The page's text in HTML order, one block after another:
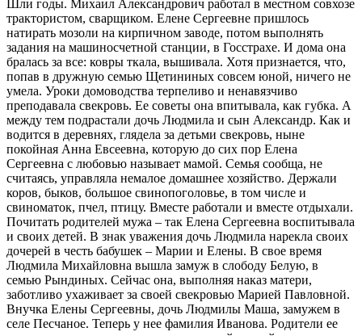
Шли годы. Михаил Александрович работал в местном совхозе
трактористом, сварщиком. Елене Сергеевне пришлось
натирать мозоли на кирпичном заводе, потом выполнять
задания на машиносчетной станции, в Госстрахе. И дома она
бралась за все: ковры ткала, вышивала. Хотя признается, что,
попав в дружную семью Щетининых совсем юной, ничего не
умела. Уроки домоводства терпеливо и ненавязчиво
преподавала свекровь. Ее советы она впитывала, как губка. А
между тем подрастали дочь Людмила и сын Александр. Как и
водится в деревнях, глядела за детьми свекровь, ныне
покойная Анна Евсеевна, которую до сих пор Елена
Сергеевна с любовью называет мамой. Семья сообща, не
считаясь, управляла немалое домашнее хозяйство. Держали
коров, быков, большое свинопоголовье, в том числе и
свиноматок, пчел, птицу. Вместе работали и вместе отдыхали.
Почитать родителей мужа – так Елена Сергеевна воспитывала
и своих детей. В знак уважения дочь Людмила нарекла своих
дочерей в честь бабушек – Марии и Елены. В свое время
Людмила Михайловна вышла замуж в слободу Белую, в
семью Рындиных. Сейчас она, выполняя наказ матери,
заботливо ухаживает за своей свекровью Марией Павловной.
Внучка Елены Сергеевны, дочь Людмилы Маша, замужем в
селе Песчаное. Теперь у нее фамилия Иванова. Родители ее